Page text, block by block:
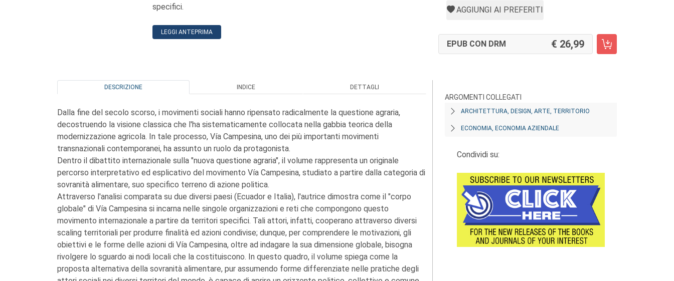
specifici.
LEGGI ANTEPRIMA
AGGIUNGI AI PREFERITI
EPUB CON DRM 26,99
DESCRIZIONE INDICE DETTAGLI
Dalla fine del secolo scorso, i movimenti sociali hanno ripensato radicalmente la questione agraria,
decostruendo la visione classica che l'ha sistematicamente collocata nella gabbia teorica della
modernizzazione agricola. In tale processo, Vía Campesina, uno dei più importanti movimenti
transnazionali contemporanei, ha assunto un ruolo da protagonista.
Dentro il dibattito internazionale sulla "nuova questione agraria", il volume rappresenta un originale
percorso interpretativo ed esplicativo del movimento Vía Campesina, studiato a partire dalla categoria di
sovranità alimentare, suo specifico terreno di azione politica.
Attraverso l'analisi comparata su due diversi paesi (Ecuador e Italia), l'autrice dimostra come il "corpo
globale" di Vía Campesina si incarna nelle singole organizzazioni e reti che compongono questo
movimento internazionale a partire da territori specifici. Tali attori, infatti, cooperano attraverso diversi
scaling territoriali per produrre finalità ed azioni condivise; dunque, per comprendere le motivazioni, gli
obiettivi e le forme delle azioni di Vía Campesina, oltre ad indagare la sua dimensione globale, bisogna
rivolgere lo sguardo ai nodi locali che la costituiscono. In questo quadro, il volume spiega come la
proposta alternativa della sovranità alimentare, pur assumendo forme differenziate nelle pratiche degli
ARGOMENTI COLLEGATI
ARCHITETTURA, DESIGN, ARTE, TERRITORIO
ECONOMIA, ECONOMIA AZIENDALE
Condividi su: